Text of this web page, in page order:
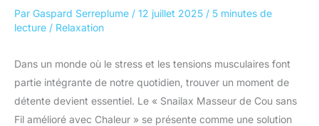
Par Gaspard Serreplume / 12 juillet 2025 / 5 minutes de
lecture / Relaxation
Dans un monde où le stress et les tensions musculaires font
partie intégrante de notre quotidien, trouver un moment de
détente devient essentiel. Le « Snailax Masseur de Cou sans
Fil amélioré avec Chaleur » se présente comme une solution